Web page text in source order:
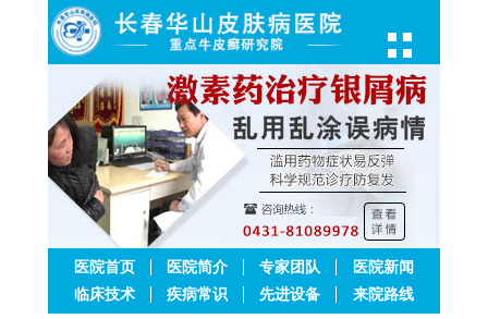
医院首页 医院简介 专家团队
医院新闻
临床技术
疾病常识 先进设备 来院路线